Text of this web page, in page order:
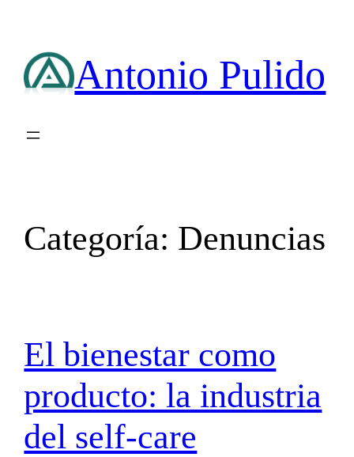
contenido Antonio Pulido
Categoría: Denuncias
El bienestar como
producto: la industria
del self-care